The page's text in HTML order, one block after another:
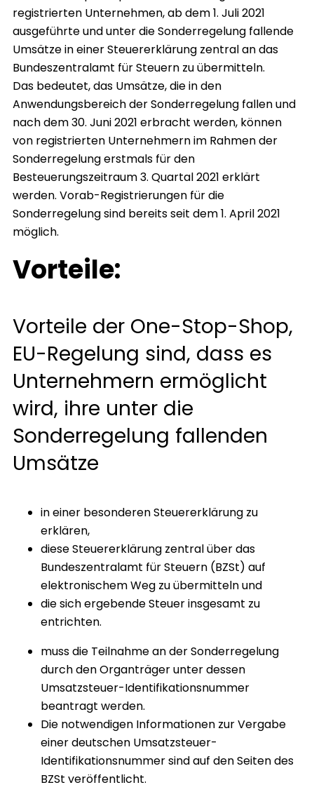
registrierten Unternehmen, ab dem 1. Juli 2021
ausgeführte und unter die Sonderregelung fallende
Umsätze in einer Steuererklärung zentral an das
Bundeszentralamt für Steuern zu übermitteln.
Das bedeutet, das Umsätze, die in den
Anwendungsbereich der Sonderregelung fallen und
nach dem 30. Juni 2021 erbracht werden, können
von registrierten Unternehmern im Rahmen der
Sonderregelung erstmals für den
Besteuerungszeitraum 3. Quartal 2021 erklärt
werden. Vorab-Registrierungen für die
Sonderregelung sind bereits seit dem 1. April 2021
möglich.
Vorteile:
Vorteile der One-Stop-Shop,
EU-Regelung sind, dass es
Unternehmern ermöglicht
wird, ihre unter die
Sonderregelung fallenden
Umsätze
in einer besonderen Steuererklärung zu
erklären,
diese Steuererklärung zentral über das
Bundeszentralamt für Steuern (BZSt) auf
elektronischem Weg zu übermitteln und
die sich ergebende Steuer insgesamt zu
entrichten.
muss die Teilnahme an der Sonderregelung
durch den Organträger unter dessen
Umsatzsteuer-Identifikationsnummer
beantragt werden.
Die notwendigen Informationen zur Vergabe
einer deutschen Umsatzsteuer-
Identifikationsnummer sind auf den Seiten des
BZSt veröffentlicht.